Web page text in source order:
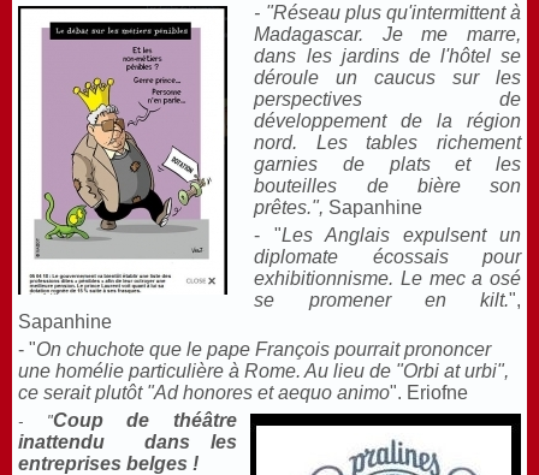
- "Réseau plus qu'intermittent à
Madagascar. Je me marre,
dans les jardins de l'hôtel se
déroule un caucus sur les
perspectives de
développement de la région
nord. Les tables richement
garnies de plats et les
bouteilles de bière son
prêtes.", Sapanhine
- "Les Anglais expulsent un
diplomate écossais pour
exhibitionnisme. Le mec a osé
se promener en kilt.",
Sapanhine
- "On chuchote que le pape François pourrait prononcer
une homélie particulière à Rome. Au lieu de "Orbi at urbi",
ce serait plutôt "Ad honores et aequo animo". Eriofne
- "Coup de théâtre
inattendu dans les
entreprises belges !